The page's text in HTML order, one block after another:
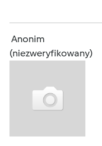
Anonim
(niezweryfikowany)